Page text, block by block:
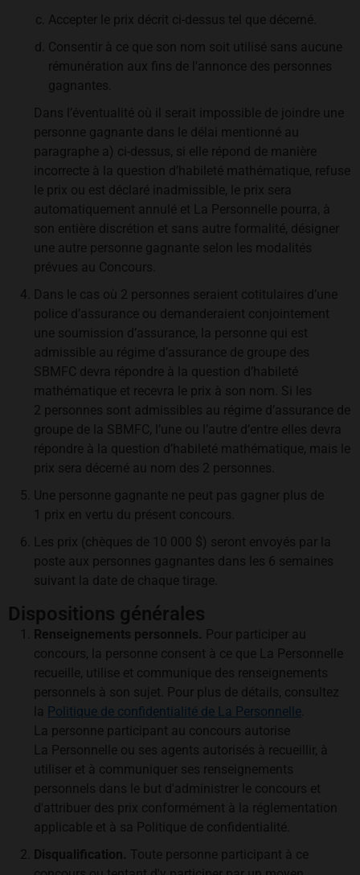
Accepter le prix décrit ci-dessus tel que décerné.
Consentir à ce que son nom soit utilisé sans aucune
rémunération aux fins de l'annonce des personnes
gagnantes.
Dans l’éventualité où il serait impossible de joindre une
personne gagnante dans le délai mentionné au
paragraphe a) ci-dessus, si elle répond de manière
incorrecte à la question d’habileté mathématique, refuse
le prix ou est déclaré inadmissible, le prix sera
automatiquement annulé et La Personnelle pourra, à
son entière discrétion et sans autre formalité, désigner
une autre personne gagnante selon les modalités
prévues au Concours.
Dans le cas où 2 personnes seraient cotitulaires d’une
police d’assurance ou demanderaient conjointement
une soumission d’assurance, la personne qui est
admissible au régime d’assurance de groupe des
SBMFC devra répondre à la question d’habileté
mathématique et recevra le prix à son nom. Si les
2 personnes sont admissibles au régime d’assurance de
groupe de la SBMFC, l’une ou l’autre d’entre elles devra
répondre à la question d’habileté mathématique, mais le
prix sera décerné au nom des 2 personnes.
Une personne gagnante ne peut pas gagner plus de
1 prix en vertu du présent concours.
Les prix (chèques de 10 000 $) seront envoyés par la
poste aux personnes gagnantes dans les 6 semaines
suivant la date de chaque tirage.
Dispositions générales
Renseignements personnels. Pour participer au
concours, la personne consent à ce que La Personnelle
recueille, utilise et communique des renseignements
personnels à son sujet. Pour plus de détails, consultez
la Politique de confidentialité de La Personnelle
La personne participant au concours autorise
La Personnelle ou ses agents autorisés à recueillir, à
utiliser et à communiquer ses renseignements
personnels dans le but d'administrer le concours et
d'attribuer des prix conformément à la réglementation
applicable et à sa Politique de confidentialité.
Disqualification. Toute personne participant à ce